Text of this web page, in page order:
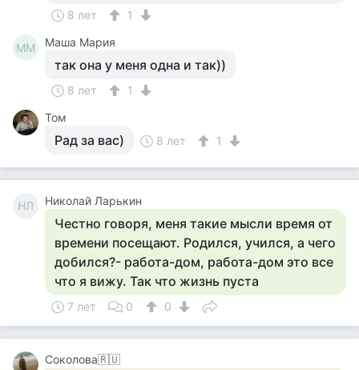
8 лет 1
ММ Маша Мария
так она у меня одна и так))
8 лет
1
Том
Рад за вас) 8 лет 1
НЛ Николай Ларькин
Честно говоря, меня такие мысли время от
времени посещают. Родился, учился, а чего
добился?- работа-дом, работа-дом это все
что я вижу. Так что жизнь пуста
7 лет 0 0
Соколова🇷🇺